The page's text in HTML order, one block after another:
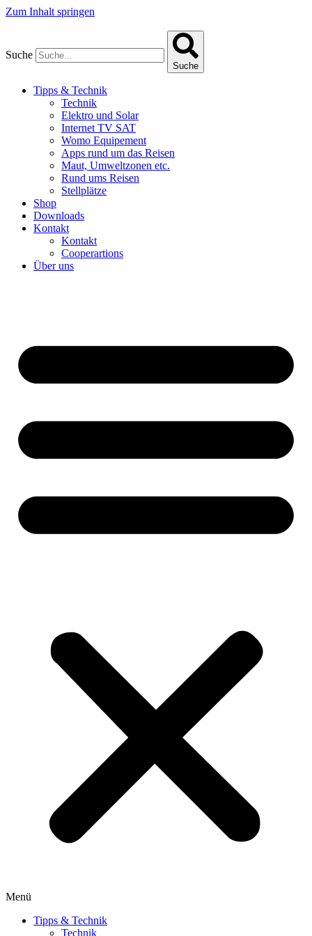
Zum Inhalt springen
Suche
Suche
Tipps & Technik
Technik
Elektro und Solar
Internet TV SAT
Womo Equipement
Apps rund um das Reisen
Maut, Umweltzonen etc.
Rund ums Reisen
Stellplätze
Shop
Downloads
Kontakt
Kontakt
Cooperartions
Über uns
Menü
Tipps & Technik
Technik